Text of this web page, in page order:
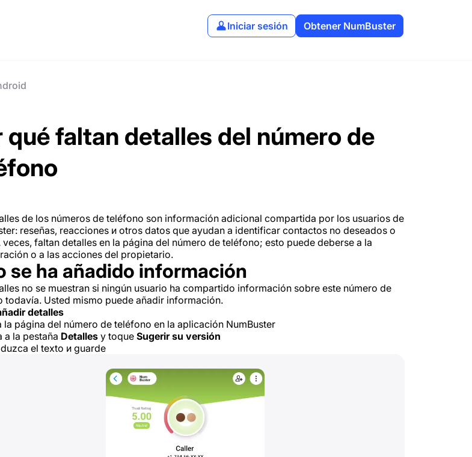
Iniciar sesión Obtener NumBuster
qué faltan detalles del número de
de los números de teléfono son información adicional compartida por los usuarios de
reseñas, reacciones и otros datos que ayudan a identificar contactos no deseados o
veces, faltan detalles en la página del número de teléfono; esto puede deberse a la
o a las acciones del propietario.
se ha añadido información
no se muestran si ningún usuario ha compartido información sobre este número de
todavía. Usted mismo puede añadir información.
detalles
la página del número de teléfono en la aplicación NumBuster
a la pestaña Detalles y toque Sugerir su versión
el texto и guarde